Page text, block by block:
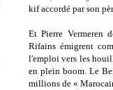
kif accordé par son
EtPierre Vermeren
Rifains émigrent
l'emploi vers les
en plein boom. Le
millions de «